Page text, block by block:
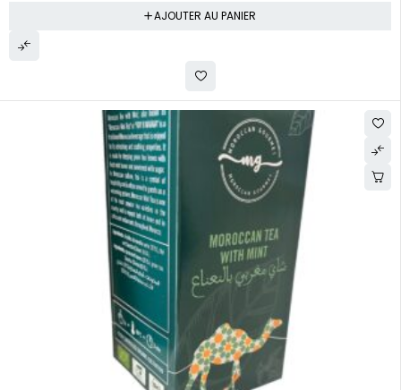
AJOUTER AU PANIER